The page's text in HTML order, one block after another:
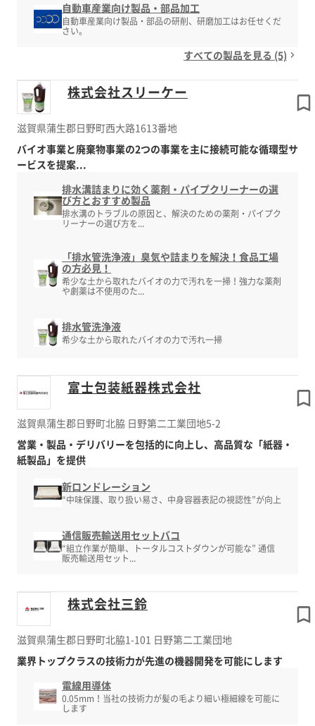
自動車産業向け製品・部品加工
自動車産業向け製品・部品の研削、研磨加工はお任せくだ
さい。
すべての製品を見る (5)
株式会社スリーケー
滋賀県蒲生郡日野町西大路1613番地
バイオ事業と廃棄物事業の2つの事業を主に接続可能な循環型サ
ービスを提案...
排水溝詰まりに効く薬剤・パイプクリーナーの選
び方とおすすめ製品
排水溝のトラブルの原因と、解決のための薬剤・パイプク
リーナーの選び方を...
「排水管洗浄液」臭気や詰まりを解決！食品工場
の方必見！
希少な土から取れたバイオの力で汚れを一掃！強力な薬剤
や劇薬は不使用のた...
排水管洗浄液
希少な土から取れたバイオの力で汚れ一掃
富士包装紙器株式会社
滋賀県蒲生郡日野町北脇 日野第二工業団地5-2
営業・製品・デリバリーを包括的に向上し、高品質な「紙器・
紙製品」を提供
新ロンドレーション
“中味保護、取り扱い易さ、中身容器表記の視認性”が向上
通信販売輸送用セットバコ
“組立作業が簡単、トータルコストダウンが可能な” 通信
販売輸送用セット...
株式会社三鈴
滋賀県蒲生郡日野町北脇1-101 日野第二工業団地
業界トップクラスの技術力が先進の機器開発を可能にします
電線用導体
0.05mm！当社の技術力が髪の毛より細い極細線を可能に
します